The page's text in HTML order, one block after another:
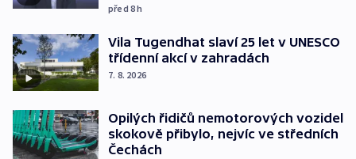
před 8h
Vila Tugendhat slaví 25 let v UNESCO
třídenní akcí v zahradách
7. 8. 2026
Opilých řidičů nemotorových vozidel
skokově přibylo, nejvíc ve středních
Čechách